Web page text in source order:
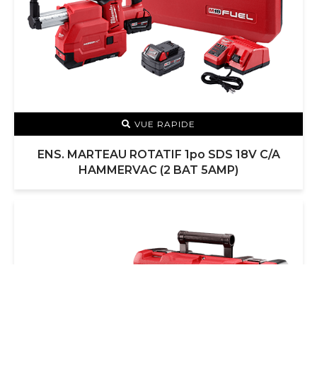
VUE RAPIDE
ENS. MARTEAU ROTATIF 1po SDS 18V C/A
HAMMERVAC (2 BAT 5AMP)